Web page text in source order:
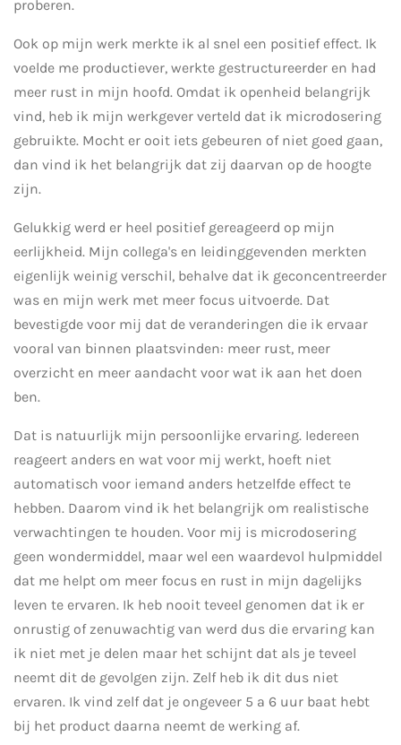
proberen.
Ook op mijn werk merkte ik al snel een positief effect. Ik
voelde me productiever, werkte gestructureerder en had
meer rust in mijn hoofd. Omdat ik openheid belangrijk
vind, heb ik mijn werkgever verteld dat ik microdosering
gebruikte. Mocht er ooit iets gebeuren of niet goed gaan,
dan vind ik het belangrijk dat zij daarvan op de hoogte
zijn.
Gelukkig werd er heel positief gereageerd op mijn
eerlijkheid. Mijn collega's en leidinggevenden merkten
eigenlijk weinig verschil, behalve dat ik geconcentreerder
was en mijn werk met meer focus uitvoerde. Dat
bevestigde voor mij dat de veranderingen die ik ervaar
vooral van binnen plaatsvinden: meer rust, meer
overzicht en meer aandacht voor wat ik aan het doen
ben.
Dat is natuurlijk mijn persoonlijke ervaring. Iedereen
reageert anders en wat voor mij werkt, hoeft niet
automatisch voor iemand anders hetzelfde effect te
hebben. Daarom vind ik het belangrijk om realistische
verwachtingen te houden. Voor mij is microdosering
geen wondermiddel, maar wel een waardevol hulpmiddel
dat me helpt om meer focus en rust in mijn dagelijks
leven te ervaren. Ik heb nooit teveel genomen dat ik er
onrustig of zenuwachtig van werd dus die ervaring kan
ik niet met je delen maar het schijnt dat als je teveel
neemt dit de gevolgen zijn. Zelf heb ik dit dus niet
ervaren. Ik vind zelf dat je ongeveer 5 a 6 uur baat hebt
bij het product daarna neemt de werking af.